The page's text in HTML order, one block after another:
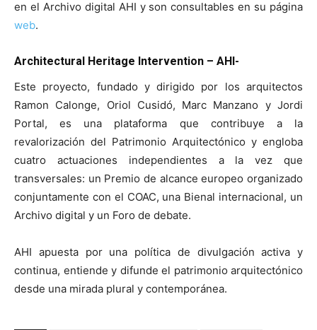
en el Archivo digital AHI y son consultables en su página
web.
Architectural Heritage Intervention – AHI-
Este proyecto, fundado y dirigido por los arquitectos
Ramon Calonge, Oriol Cusidó, Marc Manzano y Jordi
Portal, es una plataforma que contribuye a la
revalorización del Patrimonio Arquitectónico y engloba
cuatro actuaciones independientes a la vez que
transversales: un Premio de alcance europeo organizado
conjuntamente con el COAC, una Bienal internacional, un
Archivo digital y un Foro de debate.
AHI apuesta por una política de divulgación activa y
continua, entiende y difunde el patrimonio arquitectónico
desde una mirada plural y contemporánea.